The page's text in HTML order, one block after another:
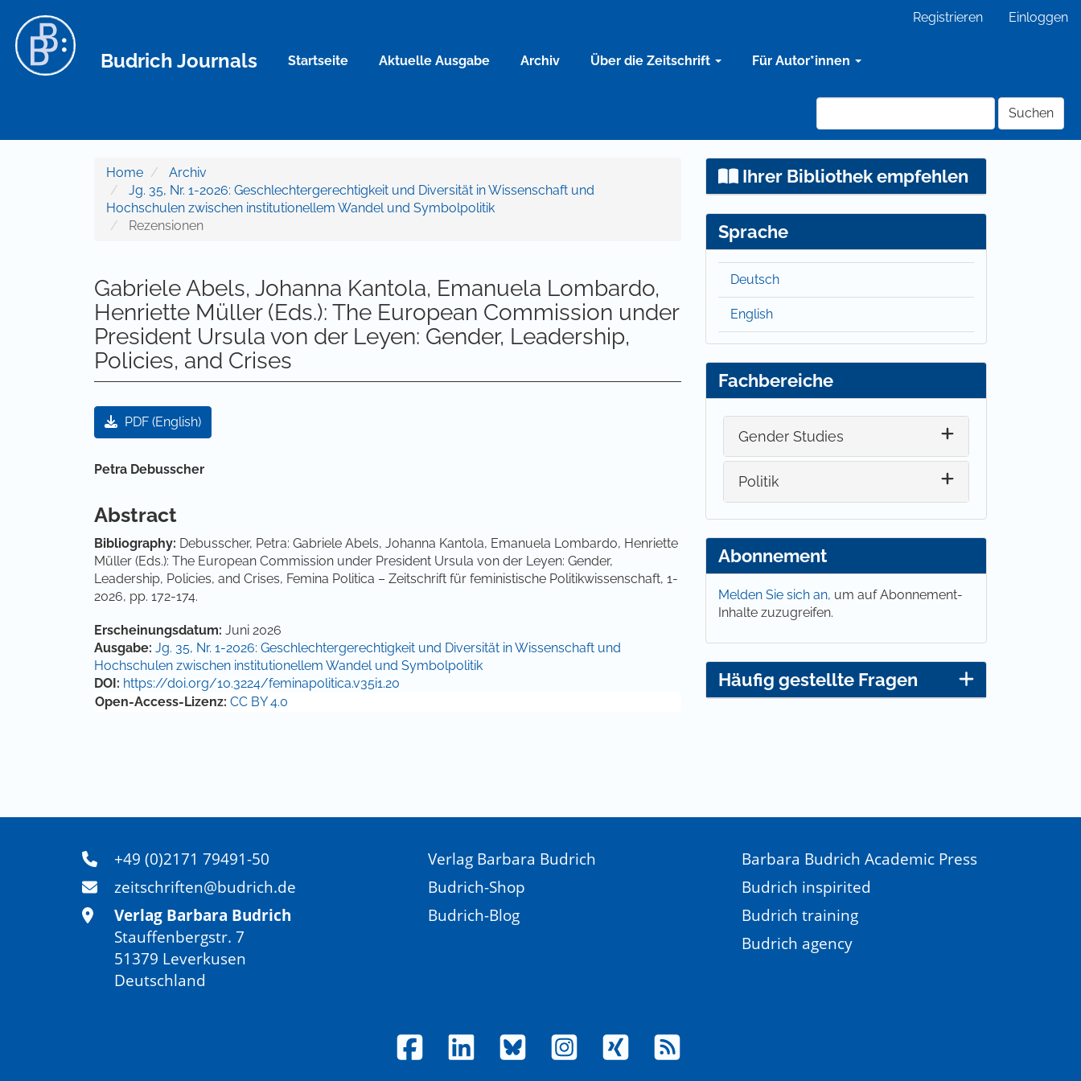
Hauptinhalt
Sidebar
Registrieren Einloggen
Budrich Journals Startseite Aktuelle Ausgabe Archiv Über die Zeitschrift Für Autor*innen
Suchen
Home
Archiv
Jg. 35, Nr. 1-2026: Geschlechtergerechtigkeit und Diversität in Wissenschaft und
Hochschulen zwischen institutionellem Wandel und Symbolpolitik
Rezensionen
Gabriele Abels, Johanna Kantola, Emanuela Lombardo,
Henriette Müller (Eds.): The European Commission under
President Ursula von der Leyen: Gender, Leadership,
Policies, and Crises
Artikel-Sidebar
PDF (English)
Hauptsächlicher Artikelinhalt
Petra Debusscher
Abstract
Bibliography: Debusscher, Petra: Gabriele Abels, Johanna Kantola, Emanuela Lombardo, Henriette
Müller (Eds.): The European Commission under President Ursula von der Leyen: Gender,
Leadership, Policies, and Crises, Femina Politica – Zeitschrift für feministische Politikwissenschaft, 1-
2026, pp. 172-174.
Artikel-Details
Erscheinungsdatum: Juni 2026
Ausgabe: Jg. 35, Nr. 1-2026: Geschlechtergerechtigkeit und Diversität in Wissenschaft und
Hochschulen zwischen institutionellem Wandel und Symbolpolitik
DOI: https://doi.org/10.3224/feminapolitica.v35i1.20
Open-Access-Lizenz: CC BY 4.0
Ihrer Bibliothek empfehlen
Sprache
Deutsch
English
Fachbereiche
Gender Studies
Politik
Abonnement
Melden Sie sich an, um auf Abonnement-
Inhalte zuzugreifen.
Häufig gestellte Fragen
+49 (0)2171 79491-50
zeitschriften@budrich.de
Verlag Barbara Budrich
Stauffenbergstr. 7
51379 Leverkusen
Deutschland
Verlag Barbara Budrich
Budrich-Shop
Budrich-Blog
Barbara Budrich Academic Press
Budrich inspirited
Budrich training
Budrich agency